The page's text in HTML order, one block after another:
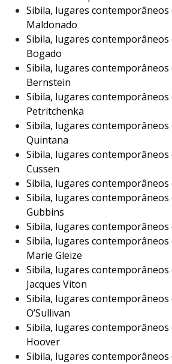
Sibila, lugares contemporâneos
Maldonado
Sibila, lugares contemporâneos
Bogado
Sibila, lugares contemporâneos
Bernstein
Sibila, lugares contemporâneos
Petritchenka
Sibila, lugares contemporâneos
Quintana
Sibila, lugares contemporâneos
Cussen
Sibila, lugares contemporâneos
Sibila, lugares
Gubbins
Sibila, lugares contemporâneos
Sibila, lugares contemporâneos
Marie Gleize
Sibila, lugares contemporâneos
Jacques Viton
Sibila, lugares contemporâneos
O’Sullivan
Sibila, lugares contemporâneos
Hoover
Sibila, lugares contemporâneos